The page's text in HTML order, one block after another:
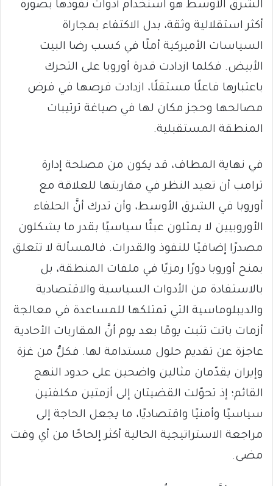
الشرق الأوسط هو استخدام أدوات نفوذها بصورة
أكثر استقلالية وثقة، بدل الاكتفاء بمجاراة
السياسات الأميركية أملًا في كسب رضا البيت
الأبيض. فكلما ازدادت قدرة أوروبا على التحرك
باعتبارها فاعلًا مستقلًا، ازدادت فرصها في فرض
مصالحها وحجز مكان لها في صياغة ترتيبات
المنطقة المستقبلية.
في نهاية المطاف، قد يكون من مصلحة إدارة
ترامب أن تعيد النظر في مقاربتها للعلاقة مع
أوروبا في الشرق الأوسط، وأن تدرك أنَّ الحلفاء
الأوروبيين لا يمثلون عبئًا سياسيًا بقدر ما يشكلون
مصدرًا إضافيًا للنفوذ والقدرات. فالمسألة لا تتعلق
بمنح أوروبا دورًا رمزيًا في ملفات المنطقة، بل
بالاستفادة من الأدوات السياسية والاقتصادية
والديبلوماسية التي تمتلكها للمساعدة في معالجة
أزمات باتت تثبت يومًا بعد يوم أنَّ المقاربات الأحادية
عاجزة عن تقديم حلول مستدامة لها. فكلٌّ من غزة
وإيران يقدّمان مثالين واضحين على حدود النهج
القائم؛ إذ تحوّلت القضيتان إلى أزمتين مكلفتين
سياسيًا وأمنيًا واقتصاديًا، ما يجعل الحاجة إلى
مراجعة الاستراتيجية الحالية أكثر إلحاحًا من أي وقت
مضى.